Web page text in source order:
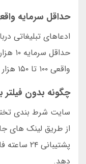
حداقل سرمایه
ادعاهای تبلیغاتی
واقعی ۱۰۰ تا ۱۵۰ هزار تومان است.
چگونه بدون
سایت شرط بندی تخته
از طریق لینک های
پشتیبانی
دهد.